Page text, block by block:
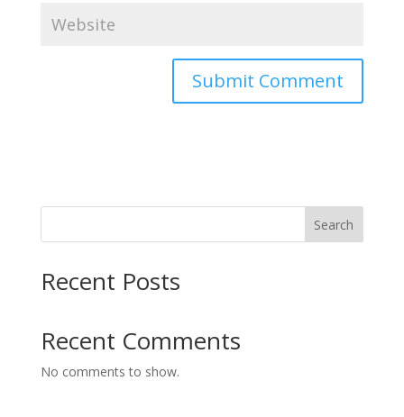
Search
Recent Posts
Recent Comments
No comments to show.